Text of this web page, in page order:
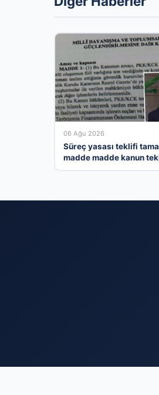
06 Ağu 2026
Süreç yasası teklifi
madde madde kanun